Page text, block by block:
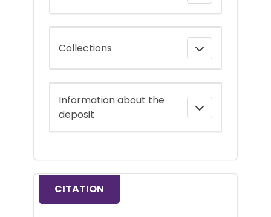
Collections
Information about the
deposit
CITATION